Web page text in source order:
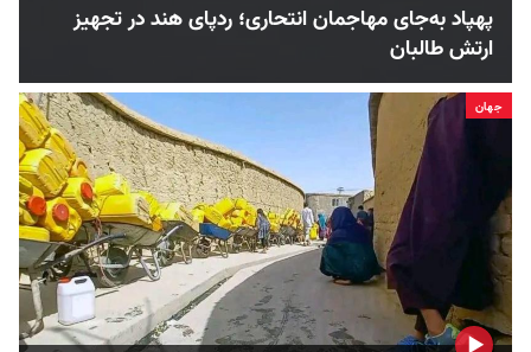
پهپاد به‌جای مهاجمان انتحاری؛ ردپای هند در تجهیز
ارتش طالبان
جهان